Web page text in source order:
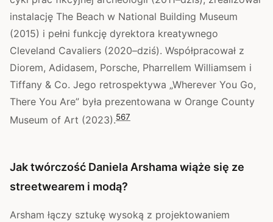
instalację The Beach w National Building Museum
(2015) i pełni funkcję dyrektora kreatywnego
Cleveland Cavaliers (2020–dziś). Współpracował z
Diorem, Adidasem, Porsche, Pharrellem Williamsem i
Tiffany & Co. Jego retrospektywa „Wherever You Go,
There You Are” była prezentowana w Orange County
Museum of Art (2023).567
Jak twórczość Daniela Arshama wiąże się ze
streetwearem i modą?
Arsham łączy sztukę wysoką z projektowaniem